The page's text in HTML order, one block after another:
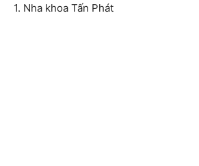
1. Nha khoa Tấn Phát